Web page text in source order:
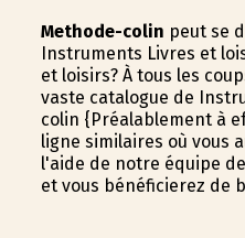
Methode-colin peut se
Instruments Livres et
et loisirs? À tous les
vaste catalogue de
colin {Préalablement à
ligne similaires où vous
l'aide de notre équipe
et vous bénéficierez de